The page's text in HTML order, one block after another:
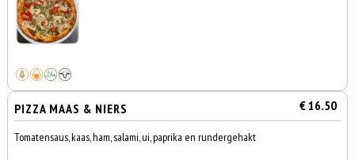
PIZZA MAAS & NIERS € 16.50
Tomatensaus, kaas, ham, salami, ui, paprika en rundergehakt